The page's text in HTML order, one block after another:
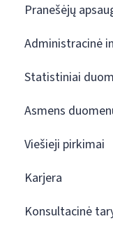
Pranešėjų
Administracinė
Statistiniai
Asmens
Viešieji pirkimai
Karjera
Konsultacinė